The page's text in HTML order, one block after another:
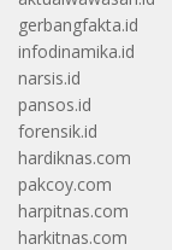
gerbangfakta.id
infodinamika.id
narsis.id
pansos.id
forensik.id
hardiknas.com
pakcoy.com
harpitnas.com
harkitnas.com